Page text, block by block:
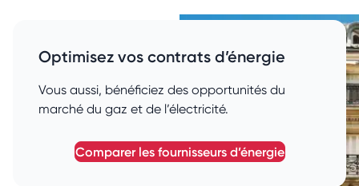
Optimisez vos contrats d’énergie
Vous aussi, bénéficiez des opportunités du
marché du gaz et de l’électricité.
comparer les fournisseurs d’énergie